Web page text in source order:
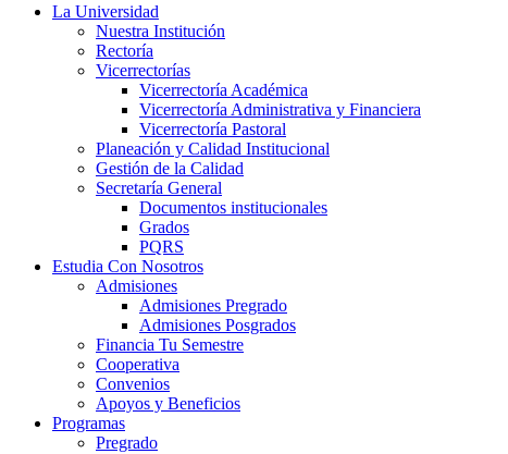
La Universidad
Nuestra Institución
Rectoría
Vicerrectorías
Vicerrectoría Académica
Vicerrectoría Administrativa y Financiera
Vicerrectoría Pastoral
Planeación y Calidad Institucional
Gestión de la Calidad
Secretaría General
Documentos institucionales
Grados
PQRS
Estudia Con Nosotros
Admisiones
Admisiones Pregrado
Admisiones Posgrados
Financia Tu Semestre
Cooperativa
Convenios
Apoyos y Beneficios
Programas
Pregrado